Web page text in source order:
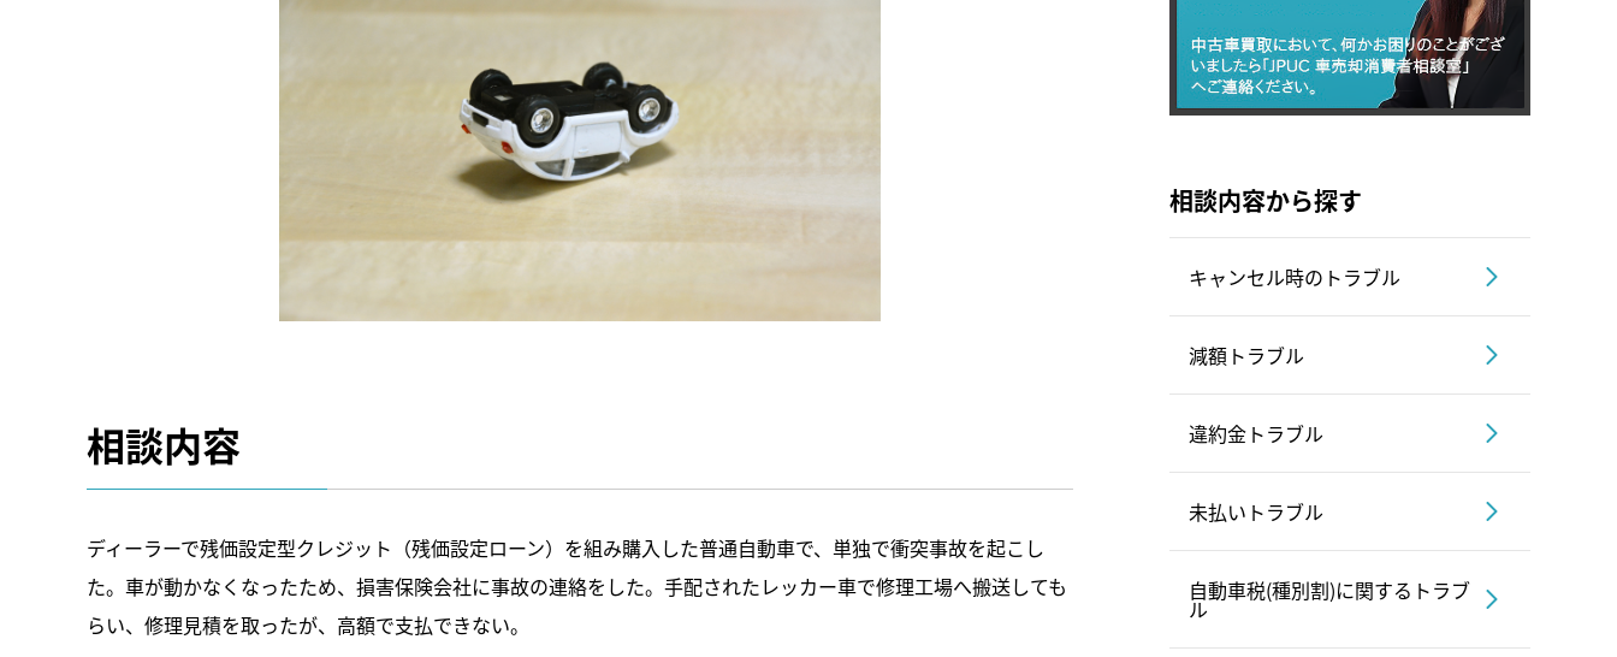
相談内容
ディーラーで残価設定型クレジット（残価設定ローン）を組み購入した普通自動車で、単独で衝突事故を起こし
た。車が動かなくなったため、損害保険会社に事故の連絡をした。手配されたレッカー車で修理工場へ搬送しても
らい、修理見積を取ったが、高額で支払できない。
相談内容から探す
キャンセル時のトラブル
減額トラブル
違約金トラブル
未払いトラブル
自動車税(種別割)に関するトラブ
ル